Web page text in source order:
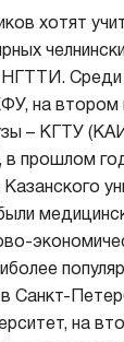
хотят
Среди
на втором
– КГТУ
в прошлом
Санкт-
на